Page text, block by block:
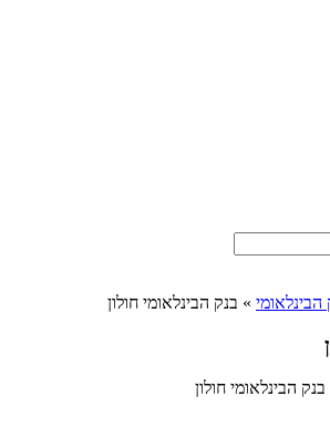
הבינלאומי » בנק הבינלאומי חולון
הבינלאומי חולון